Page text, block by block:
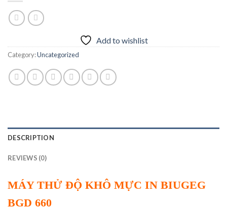
Add to wishlist
Category:Uncategorized
DESCRIPTION
REVIEWS (0)
MÁY THỬ ĐỘ KHÔ MỰC IN BIUGEG
BGD 660